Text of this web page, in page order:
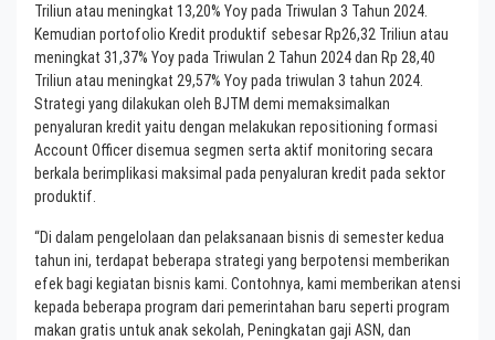
Triliun atau meningkat 13,20% Yoy pada Triwulan 3 Tahun 2024.
Kemudian portofolio Kredit produktif sebesar Rp26,32 Triliun atau
meningkat 31,37% Yoy pada Triwulan 2 Tahun 2024 dan Rp 28,40
Triliun atau meningkat 29,57% Yoy pada triwulan 3 tahun 2024.
Strategi yang dilakukan oleh BJTM demi memaksimalkan
penyaluran kredit yaitu dengan melakukan repositioning formasi
Account Officer disemua segmen serta aktif monitoring secara
berkala berimplikasi maksimal pada penyaluran kredit pada sektor
produktif.
“Di dalam pengelolaan dan pelaksanaan bisnis di semester kedua
tahun ini, terdapat beberapa strategi yang berpotensi memberikan
efek bagi kegiatan bisnis kami. Contohnya, kami memberikan atensi
kepada beberapa program dari pemerintahan baru seperti program
makan gratis untuk anak sekolah, Peningkatan gaji ASN, dan